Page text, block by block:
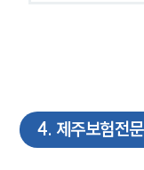
4. 제주보험전